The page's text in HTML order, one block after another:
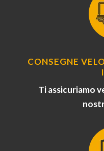
CONSEGNE
Ti assicuriamo